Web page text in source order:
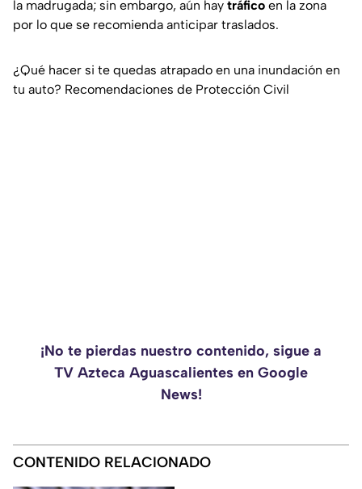
la madrugada; sin embargo, aún hay tráfico en la zona
por lo que se recomienda anticipar traslados.
¿Qué hacer si te quedas atrapado en una inundación en
tu auto? Recomendaciones de Protección Civil
¡No te pierdas nuestro contenido, sigue a
TV Azteca Aguascalientes en Google
News!
CONTENIDO RELACIONADO